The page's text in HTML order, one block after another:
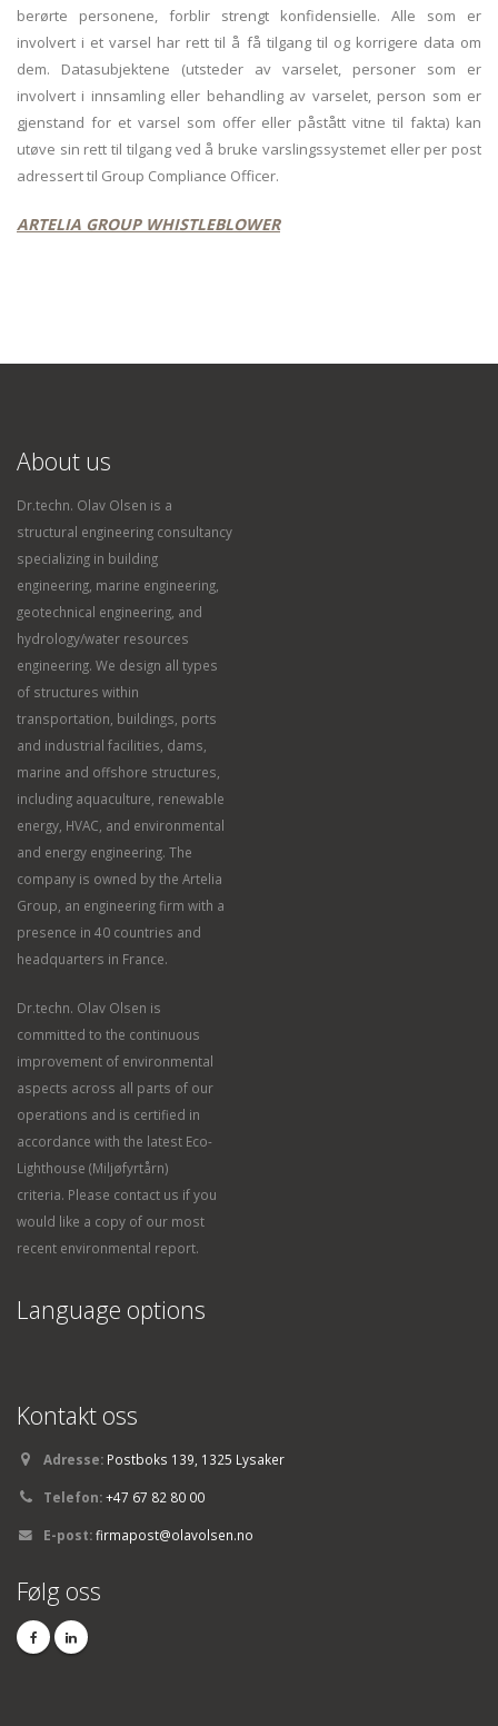
berørte personene, forblir strengt konfidensielle. Alle som er
involvert i et varsel har rett til å få tilgang til og korrigere data om
dem. Datasubjektene (utsteder av varselet, personer som er
involvert i innsamling eller behandling av varselet, person som er
gjenstand for et varsel som offer eller påstått vitne til fakta) kan
utøve sin rett til tilgang ved å bruke varslingssystemet eller per post
adressert til Group Compliance Officer.
ARTELIA GROUP WHISTLEBLOWER
About us
Dr.techn. Olav Olsen is a
structural engineering consultancy
specializing in building
engineering, marine engineering,
geotechnical engineering, and
hydrology/water resources
engineering. We design all types
of structures within
transportation, buildings, ports
and industrial facilities, dams,
marine and offshore structures,
including aquaculture, renewable
energy, HVAC, and environmental
and energy engineering. The
company is owned by the Artelia
Group, an engineering firm with a
presence in 40 countries and
headquarters in France.
Dr.techn. Olav Olsen is
committed to the continuous
improvement of environmental
aspects across all parts of our
operations and is certified in
accordance with the latest Eco-
Lighthouse (Miljøfyrtårn)
criteria. Please contact us if you
would like a copy of our most
recent environmental report.
Language options
Kontakt oss
Adresse: Postboks 139, 1325 Lysaker
Telefon:+47 67 82 80 00
E-post:firmapost@olavolsen.no
Følg oss